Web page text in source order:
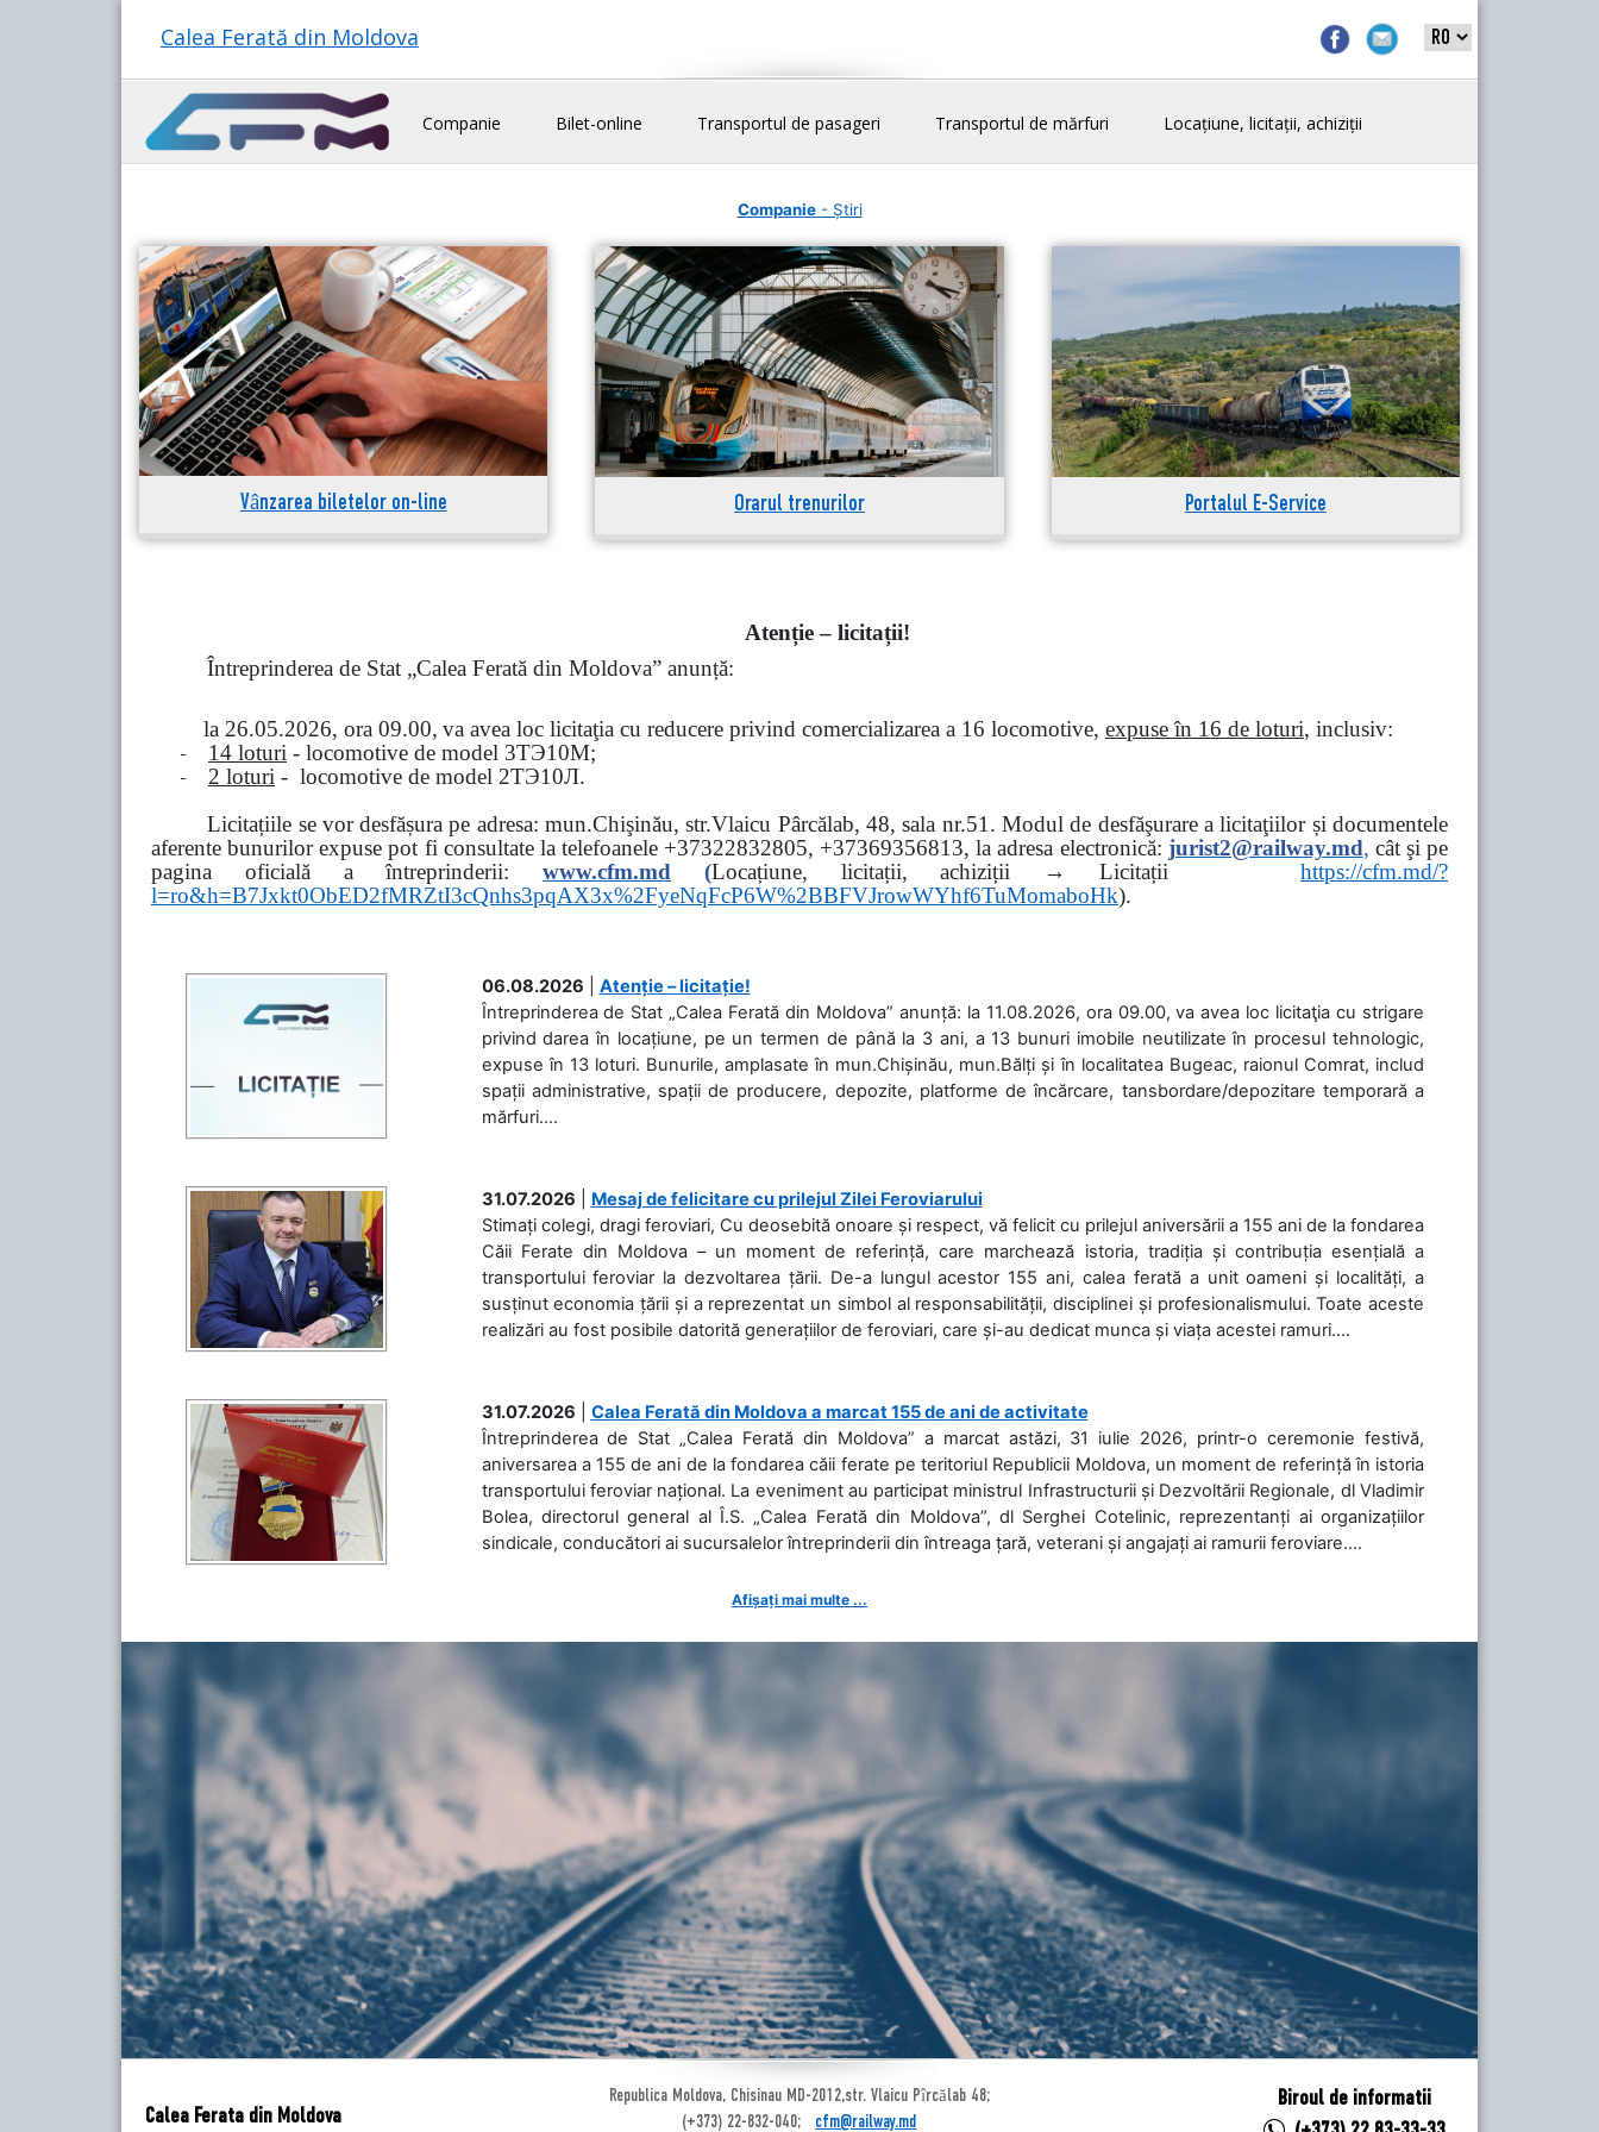
Calea Ferată din Moldova
Companie Bilet-online Transportul de pasageri Transportul de mărfuri Locațiune, licitații, achiziții
Companie- Știri
Vânzarea biletelor on-line Orarul trenurilor Portalul E-Service
Atenție – licitații!
Întreprinderea de Stat „Calea Ferată din Moldova” anunță:
la 26.05.2026, ora 09.00, va avea loc licitaţia cu reducere privind comercializarea a 16 locomotive, expuse în 16 de loturi, inclusiv:
- 14 loturi - locomotive de model 3ТЭ10М;
- 2 loturi - locomotive de model 2ТЭ10Л.
Licitațiile se vor desfășura pe adresa: mun.Chişinău, str.Vlaicu Pârcălab, 48, sala nr.51.Modul de desfăşurare a licitaţiilor și documentele
aferente bunurilor expuse pot fi consultate la telefoanele +37322832805, +37369356813, la adresa electronică: jurist2@railway.md, cât şi pe
pagina oficială a întreprinderii:
www.cfm.md (Locațiune, licitații, achiziții → Licitațiihttps://cfm.md/?
l=ro&h=B7Jxkt0ObED2fMRZtI3cQnhs3pqAX3x%2FyeNqFcP6W%2BBFVJrowWYhf6TuMomaboHk).
06.08.2026
Atenție – licitație!
Întreprinderea de Stat „Calea Ferată din Moldova” anunță: la 11.08.2026, ora 09.00, va avea loc licitaţia cu strigare
privind darea în locațiune, pe un termen de până la 3 ani, a 13 bunuri imobile neutilizate în procesul tehnologic,
expuse în 13 loturi. Bunurile, amplasate în mun.Chișinău, mun.Bălți și în localitatea Bugeac, raionul Comrat, includ
spații administrative, spații de producere, depozite, platforme de încărcare, tansbordare/depozitare temporară a
mărfuri....
31.07.2026
Mesaj de felicitare cu prilejul Zilei Feroviarului
Stimați colegi, dragi feroviari, Cu deosebită onoare și respect, vă felicit cu prilejul aniversării a 155 ani de la fondarea
Căii Ferate din Moldova – un moment de referință, care marchează istoria, tradiția și contribuția esențială a
transportului feroviar la dezvoltarea țării. De-a lungul acestor 155 ani, calea ferată a unit oameni și localități, a
susținut economia țării și a reprezentat un simbol al responsabilității, disciplinei și profesionalismului. Toate aceste
realizări au fost posibile datorită generațiilor de feroviari, care și-au dedicat munca și viața acestei ramuri....
31.07.2026
Calea Ferată din Moldova a marcat 155 de ani de activitate
Întreprinderea de Stat „Calea Ferată din Moldova” a marcat astăzi, 31 iulie 2026, printr-o ceremonie festivă,
aniversarea a 155 de ani de la fondarea căii ferate pe teritoriul Republicii Moldova, un moment de referință în istoria
transportului feroviar național. La eveniment au participat ministrul Infrastructurii și Dezvoltării Regionale, dl Vladimir
Bolea, directorul general al Î.S. „Calea Ferată din Moldova”, dl Serghei Cotelinic, reprezentanți ai organizațiilor
sindicale, conducători ai sucursalelor întreprinderii din întreaga țară, veterani și angajați ai ramurii feroviare....
Afișați mai multe ...
Calea Ferata din Moldova
Republica Moldova, Chisinau MD-2012,str. Vlaicu Pîrcălab 48;
(+373) 22-832-040; cfm@railway.md
Biroul de informatii